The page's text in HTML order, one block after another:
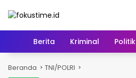
HomeBerita Kriminal Politik
Beranda TNI/POLRI